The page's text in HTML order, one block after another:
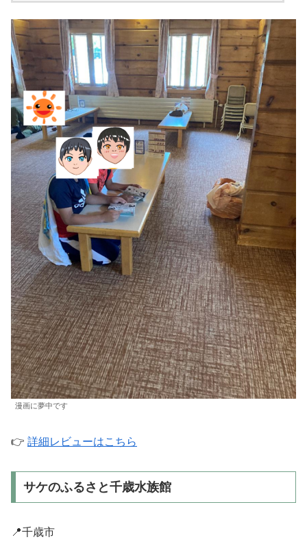
漫画に夢中です
👉 詳細レビューはこちら
サケのふるさと千歳水族館
📍千歳市